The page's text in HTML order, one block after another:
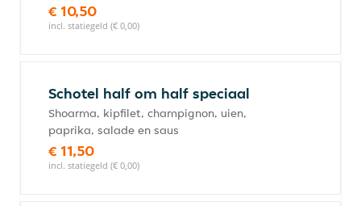
€ 10,50
incl. statiegeld (€ 0,00)
Schotel half om half speciaal
Shoarma, kipfilet, champignon, uien,
paprika, salade en saus
€ 11,50
incl. statiegeld (€ 0,00)